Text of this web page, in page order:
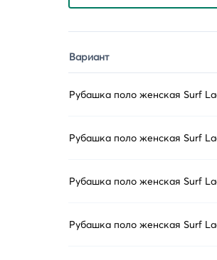
Вариант
Рубашка поло женская Surf
Рубашка поло женская Surf
Рубашка поло женская Surf
Рубашка поло женская Surf